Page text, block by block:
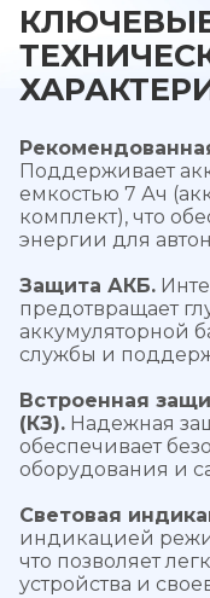
Поддерживает
емкостью 7 Ач
комплект), что
энергии для
Защита АКБ.
предотвращает
аккумуляторной
службы и
Встроенная
(КЗ). Надежная
обеспечивает
оборудования и
Световая
индикацией
что позволяет
устройства и